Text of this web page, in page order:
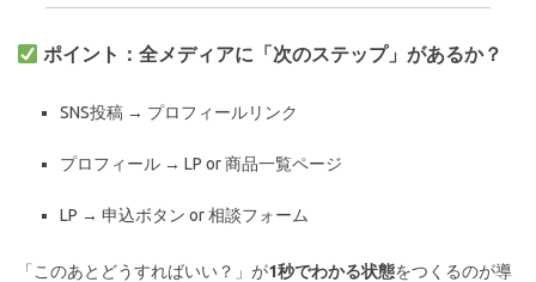
ポイント：全メディアに「次のステップ」があるか？
SNS投稿 → プロフィールリンク
プロフィール → LP or 商品一覧ページ
LP → 申込ボタン or 相談フォーム
「このあとどうすればいい？」が1秒でわかる状態をつくるのが導